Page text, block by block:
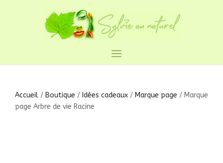
Accueil / Boutique / Idées cadeaux / Marque page / Marque
page Arbre de vie Racine